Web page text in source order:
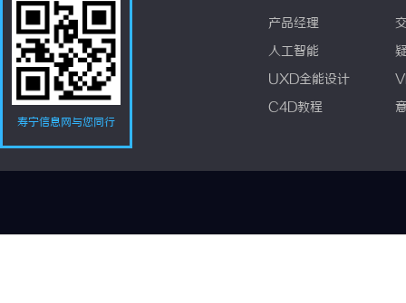
寿宁信息网与您同行
产品经理
人工智能
UXD全能设计
C4D教程